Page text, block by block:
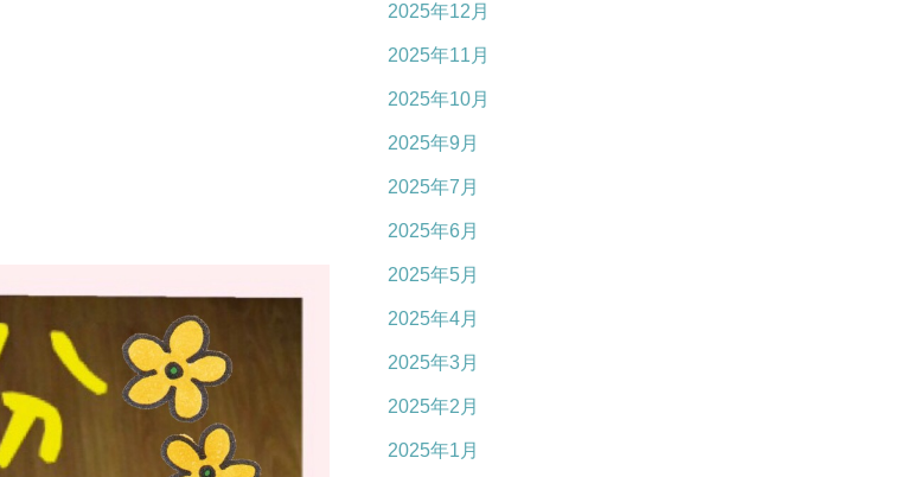
2025年12月
2025年11月
2025年10月
2025年9月
2025年7月
2025年6月
2025年5月
2025年4月
2025年3月
2025年2月
2025年1月